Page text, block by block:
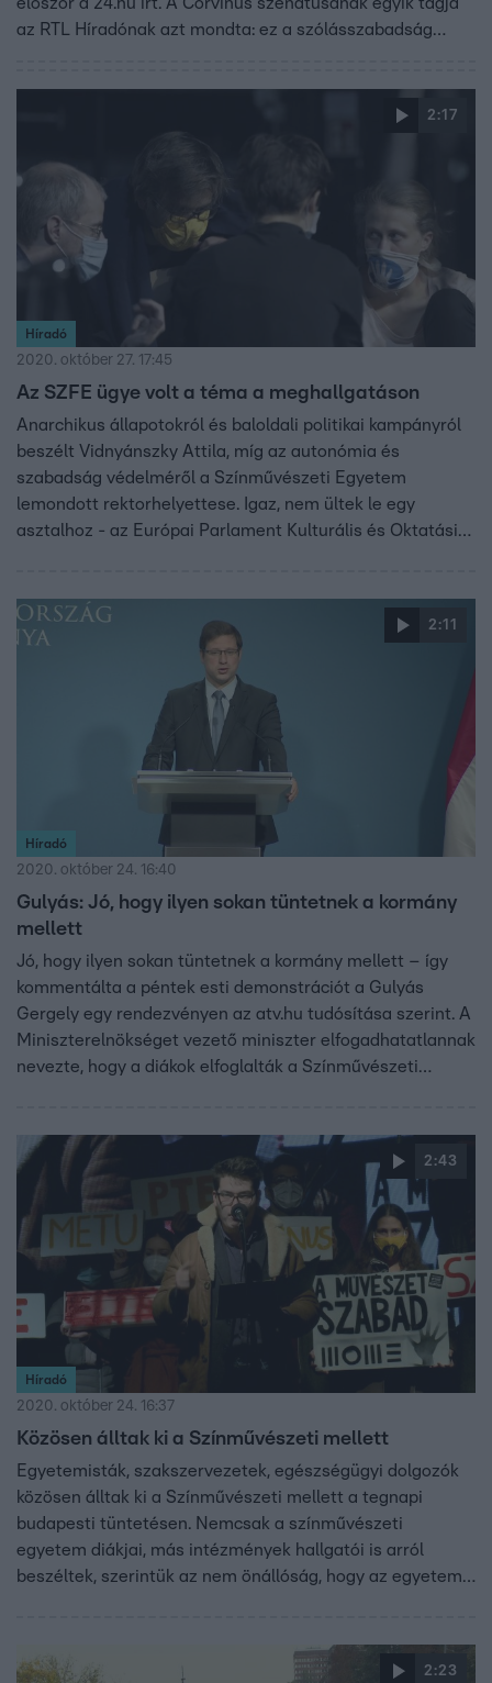
az RTL Híradónak azt mondta: ez a szólásszabadság
2:17
Híradó
2020. október 27. 17:45
Az SZFE ügye volt a téma a meghallgatáson
Anarchikus állapotokról és baloldali politikai kampányról
beszélt Vidnyánszky Attila, míg az autonómia és
szabadság védelméről a Színművészeti Egyetem
lemondott rektorhelyettese. Igaz, nem ültek le egy
asztalhoz - az Európai Parlament Kulturális és Oktatási
blokád alatt tartják az egyetemet, amíg úgy nem látják,
hogy az egyetem visszakapta autonómiáját.
2:11
Híradó
2020. október 24. 16:40
Gulyás: Jó, hogy ilyen sokan tüntetnek a kormány
mellett
Jó, hogy ilyen sokan tüntetnek a kormány mellett – így
kommentálta a péntek esti demonstrációt a Gulyás
Gergely egy rendezvényen az atv.hu tudósítása szerint. A
Miniszterelnökséget vezető miniszter elfogadhatatlannak
nevezte, hogy a diákok elfoglalták a Színművészeti
viszont úgy látja, hogy Gulyás Gergely cinikus és a
kormány teljesen félreérti a fiatalokat.
2:43
Híradó
2020. október 24. 16:37
Közösen álltak ki a Színművészeti mellett
Egyetemisták, szakszervezetek, egészségügyi dolgozók
közösen álltak ki a Színművészeti mellett a tegnapi
budapesti tüntetésen. Nemcsak a színművészeti
egyetem diákjai, más intézmények hallgatói is arról
beszéltek, szerintük az nem önállóság, hogy az egyetem
2:23